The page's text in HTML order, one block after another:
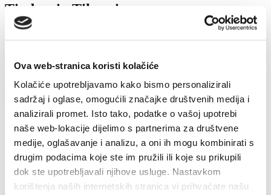
Ova web-stranica koristi kolačiće
Kolačiće upotrebljavamo kako bismo personalizirali
sadržaj i oglase, omogućili značajke društvenih medija i
analizirali promet. Isto tako, podatke o vašoj upotrebi
naše web-lokacije dijelimo s partnerima za društvene
medije, oglašavanje i analizu, a oni ih mogu kombinirati s
drugim podacima koje ste im pružili ili koje su prikupili
dok ste upotrebljavali njihove usluge. Nastavkom
korištenja naših internetskih stranica vi prihvaćate našu
Timbar in Tikvarin
Manifestations
Découvrir plus
17 août 2026
Arias under the stars
Kaštel Stari is once again becoming the stage for an unforgettable
musical experience. At the traditional...
Lire la suite